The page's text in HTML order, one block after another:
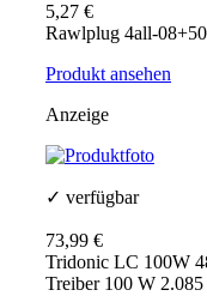
5,27 €
Rawlplug 4all-
Produkt ansehen
Anzeige
✓ verfügbar
73,99 €
Tridonic LC 100W
Treiber 100 W 2.085